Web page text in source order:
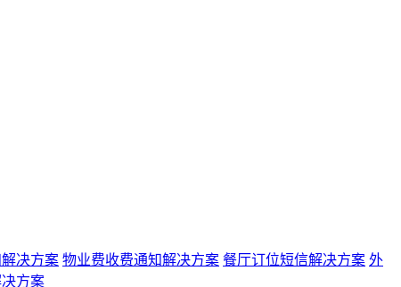
决方案 物业费收费通知解决方案 餐厅订位短信解决方案 外
方案